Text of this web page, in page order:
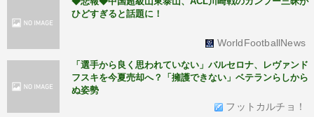
ひどすぎると話題に！
WorldFootballNews
「選手から良く思われていない」バルセロナ、レヴァンド
フスキを今夏売却へ？「擁護できない」ベテランらしから
ぬ姿勢
フットカルチョ！